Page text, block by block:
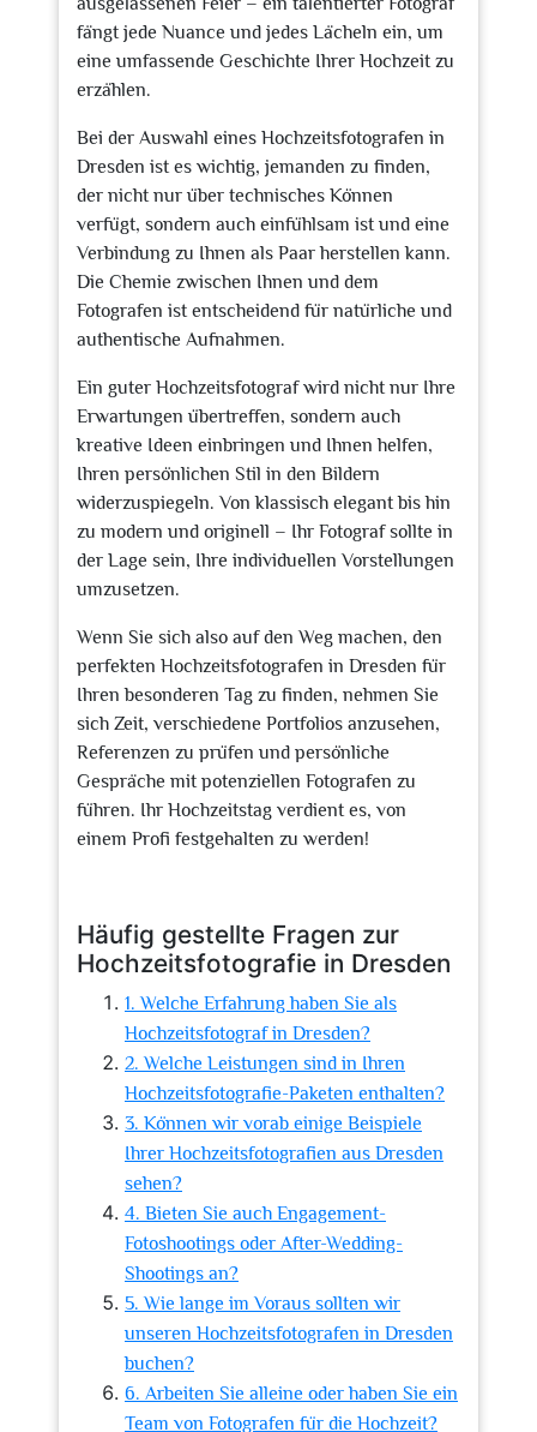
fängt jede Nuance und jedes Lächeln ein, um
eine umfassende Geschichte Ihrer Hochzeit zu
erzählen.
Bei der Auswahl eines Hochzeitsfotografen in
Dresden ist es wichtig, jemanden zu finden,
der nicht nur über technisches Können
verfügt, sondern auch einfühlsam ist und eine
Verbindung zu Ihnen als Paar herstellen kann.
Die Chemie zwischen Ihnen und dem
Fotografen ist entscheidend für natürliche und
authentische Aufnahmen.
Ein guter Hochzeitsfotograf wird nicht nur Ihre
Erwartungen übertreffen, sondern auch
kreative Ideen einbringen und Ihnen helfen,
Ihren persönlichen Stil in den Bildern
widerzuspiegeln. Von klassisch elegant bis hin
zu modern und originell – Ihr Fotograf sollte in
der Lage sein, Ihre individuellen Vorstellungen
umzusetzen.
Wenn Sie sich also auf den Weg machen, den
perfekten Hochzeitsfotografen in Dresden für
Ihren besonderen Tag zu finden, nehmen Sie
sich Zeit, verschiedene Portfolios anzusehen,
Referenzen zu prüfen und persönliche
Gespräche mit potenziellen Fotografen zu
führen. Ihr Hochzeitstag verdient es, von
einem Profi festgehalten zu werden!
Häufig gestellte Fragen zur
Hochzeitsfotografie in Dresden
1. Welche Erfahrung haben Sie als
Hochzeitsfotograf in Dresden?
2. Welche Leistungen sind in Ihren
Hochzeitsfotografie-Paketen enthalten?
3. Können wir vorab einige Beispiele
Ihrer Hochzeitsfotografien aus Dresden
sehen?
4. Bieten Sie auch Engagement-
Fotoshootings oder After-Wedding-
Shootings an?
5. Wie lange im Voraus sollten wir
unseren Hochzeitsfotografen in Dresden
buchen?
6. Arbeiten Sie alleine oder haben Sie ein
Team von Fotografen für die Hochzeit?